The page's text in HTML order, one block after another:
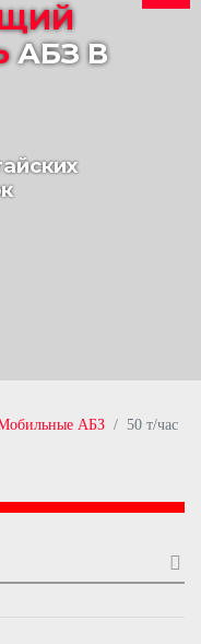
АБЗ В
АБЗ 50 т/час